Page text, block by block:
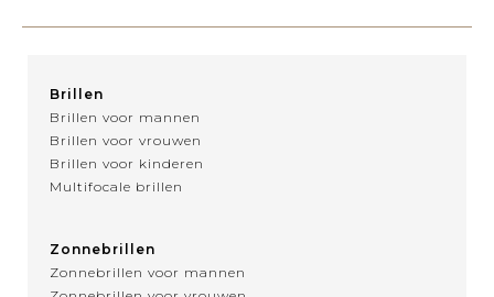
Brillen
Brillen voor mannen
Brillen voor vrouwen
Brillen voor kinderen
Multifocale brillen
Zonnebrillen
Zonnebrillen voor mannen